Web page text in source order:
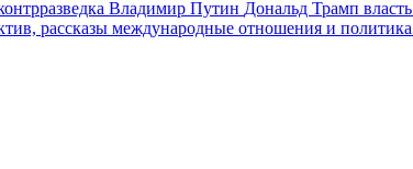
Владимир Путин Дональд Трамп власть
рассказы международные отношения и политика